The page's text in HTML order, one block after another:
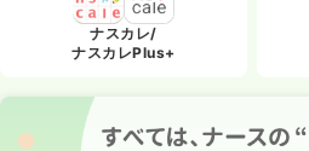
ナスカレ/
ナスカレPlus+